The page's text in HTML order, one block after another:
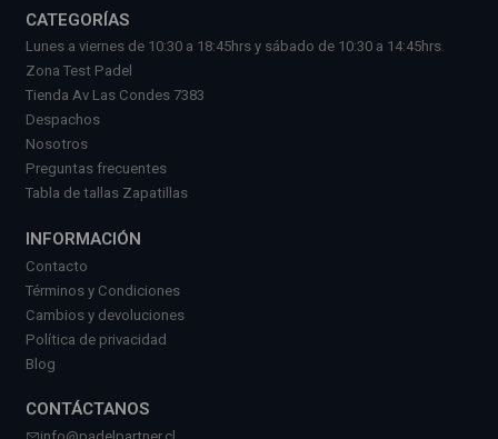
CATEGORÍAS
Lunes a viernes de 10:30 a 18:45hrs y sábado de 10:30 a 14:45hrs.
Zona Test Padel
Tienda Av Las Condes 7383
Despachos
Nosotros
Preguntas frecuentes
Tabla de tallas Zapatillas
INFORMACIÓN
Contacto
Términos y Condiciones
Cambios y devoluciones
Política de privacidad
Blog
CONTÁCTANOS